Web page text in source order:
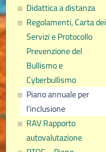
Didattica a distanza
Regolamenti, Carta dei
Servizi e Protocollo
Prevenzione del
Bullismo e
Cyberbullismo
Piano annuale per
l’inclusione
RAV Rapporto
autovalutazione